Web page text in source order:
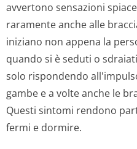
avvertono sensazioni
raramente anche alle
iniziano non appena la
quando si è seduti o
solo rispondendo
gambe e a volte anche le
Questi sintomi rendono
fermi e dormire.